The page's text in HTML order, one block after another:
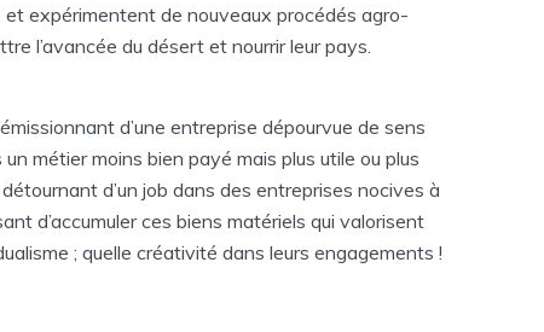
expérimentent de nouveaux procédés agro-
l’avancée du désert et nourrir leur pays.
d’une entreprise dépourvue de sens
métier moins bien payé mais plus utile ou plus
d’un job dans des entreprises nocives à
d’accumuler ces biens matériels qui valorisent
; quelle créativité dans leurs engagements !